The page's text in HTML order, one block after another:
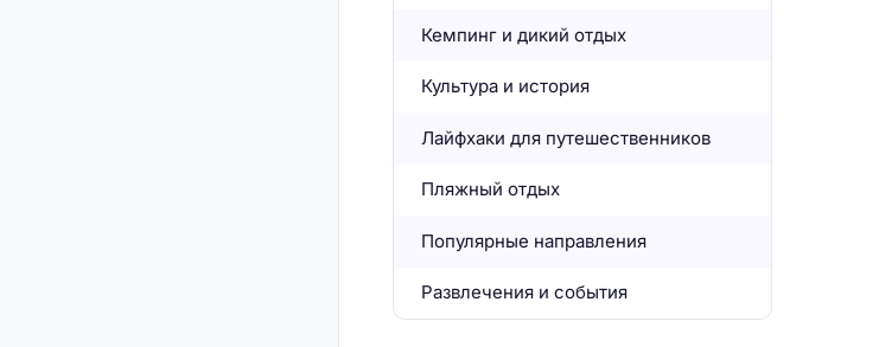
Кемпинг и дикий отдых
Культура и история
Лайфхаки для путешественников
Пляжный отдых
Популярные направления
Развлечения и события